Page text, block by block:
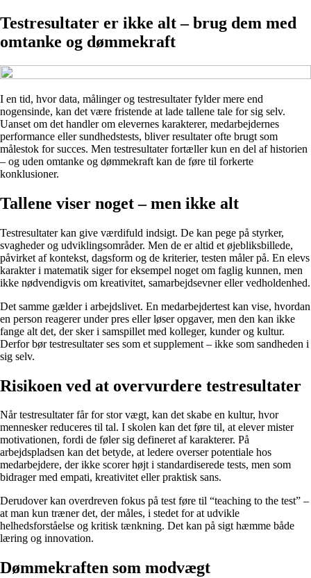
Testresultater er ikke alt – brug dem med
omtanke og dømmekraft
I en tid, hvor data, målinger og testresultater fylder mere end
nogensinde, kan det være fristende at lade tallene tale for sig selv.
Uanset om det handler om elevernes karakterer, medarbejdernes
performance eller sundhedstests, bliver resultater ofte brugt som
målestok for succes. Men testresultater fortæller kun en del af historien
– og uden omtanke og dømmekraft kan de føre til forkerte
konklusioner.
Tallene viser noget – men ikke alt
Testresultater kan give værdifuld indsigt. De kan pege på styrker,
svagheder og udviklingsområder. Men de er altid et øjebliksbillede,
påvirket af kontekst, dagsform og de kriterier, testen måler på. En elevs
karakter i matematik siger for eksempel noget om faglig kunnen, men
ikke nødvendigvis om kreativitet, samarbejdsevner eller vedholdenhed.
Det samme gælder i arbejdslivet. En medarbejdertest kan vise, hvordan
en person reagerer under pres eller løser opgaver, men den kan ikke
fange alt det, der sker i samspillet med kolleger, kunder og kultur.
Derfor bør testresultater ses som et supplement – ikke som sandheden i
sig selv.
Risikoen ved at overvurdere testresultater
Når testresultater får for stor vægt, kan det skabe en kultur, hvor
mennesker reduceres til tal. I skolen kan det føre til, at elever mister
motivationen, fordi de føler sig defineret af karakterer. På
arbejdspladsen kan det betyde, at ledere overser potentiale hos
medarbejdere, der ikke scorer højt i standardiserede tests, men som
bidrager med empati, kreativitet eller praktisk sans.
Derudover kan overdreven fokus på test føre til “teaching to the test” –
at man kun træner det, der måles, i stedet for at udvikle
helhedsforståelse og kritisk tænkning. Det kan på sigt hæmme både
læring og innovation.
Dømmekraften som modvægt